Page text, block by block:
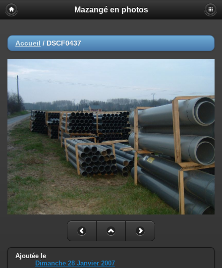
Mazangé en photos
Accueil / DSCF0437
Ajoutée le
Dimanche 28 Janvier 2007